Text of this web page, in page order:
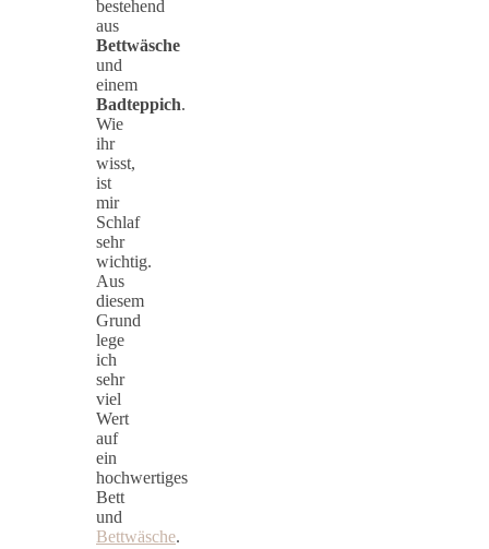
bestehend
aus
Bettwäsche
und
einem
Badteppich.
Wie
ihr
wisst,
ist
mir
Schlaf
sehr
wichtig.
Aus
diesem
Grund
lege
ich
sehr
viel
Wert
auf
ein
hochwertiges
Bett
und
Bettwäsche.